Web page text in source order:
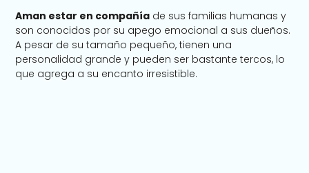
Aman estar en compañía de sus familias humanas y
son conocidos por su apego emocional a sus dueños.
A pesar de su tamaño pequeño, tienen una
personalidad grande y pueden ser bastante tercos, lo
que agrega a su encanto irresistible.